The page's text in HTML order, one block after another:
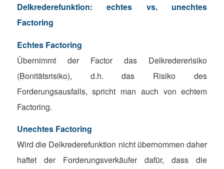
Delkrederefunktion: echtes vs. unechtes
Factoring
Echtes Factoring
Übernimmt der Factor das Delkredererisiko
(Bonitätsrisiko), d.h. das Risiko des
Forderungsausfalls, spricht man auch von echtem
Factoring.
Unechtes Factoring
Wird die Delkrederefunktion nicht übernommen daher
haftet der Forderungsverkäufer dafür, dass die